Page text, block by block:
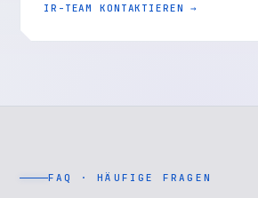
IR-TEAM KONTAKTIEREN →
FAQ · HÄUFIGE FRAGEN